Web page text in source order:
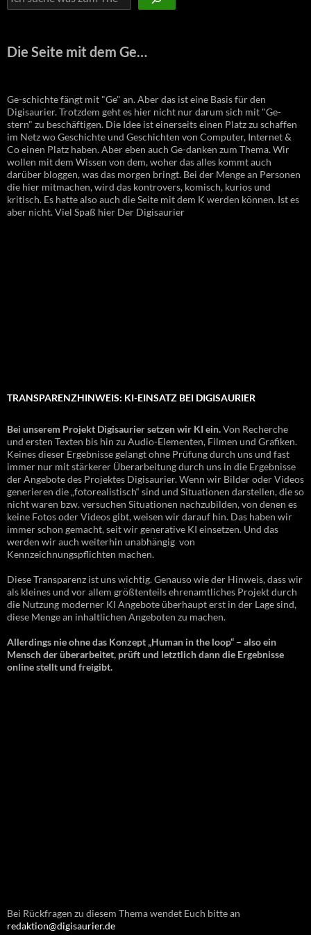
Die Seite mit dem Ge…
Ge-schichte fängt mit "Ge" an. Aber das ist eine Basis für den
Digisaurier. Trotzdem geht es hier nicht nur darum sich mit "Ge-
stern" zu beschäftigen. Die Idee ist einerseits einen Platz zu schaffen
im Netz wo Geschichte und Geschichten von Computer, Internet &
Co einen Platz haben. Aber eben auch Ge-danken zum Thema. Wir
wollen mit dem Wissen von dem, woher das alles kommt auch
darüber bloggen, was das morgen bringt. Bei der Menge an Personen
die hier mitmachen, wird das kontrovers, komisch, kurios und
kritisch. Es hatte also auch die Seite mit dem K werden können. Ist es
aber nicht. Viel Spaß hier Der Digisaurier
TRANSPARENZHINWEIS: KI-EINSATZ BEI DIGISAURIER
Bei unserem Projekt Digisaurier setzen wir KI ein.Von Recherche
und ersten Texten bis hin zu Audio-Elementen, Filmen und Grafiken.
Keines dieser Ergebnisse gelangt ohne Prüfung durch uns und fast
immer nur mit stärkerer Überarbeitung durch uns in die Ergebnisse
der Angebote des Projektes Digisaurier. Wenn wir Bilder oder Videos
generieren die „fotorealistisch“ sind und Situationen darstellen, die so
nicht waren bzw. versuchen Situationen nachzubilden, von denen es
keine Fotos oder Videos gibt, weisen wir darauf hin. Das haben wir
immer schon gemacht, seit wir generative KI einsetzen. Und das
werden wir auch weiterhin unabhängig von
Kennzeichnungspflichten machen.
Diese Transparenz ist uns wichtig. Genauso wie der Hinweis, dass wir
als kleines und vor allem größtenteils ehrenamtliches Projekt durch
die Nutzung moderner KI Angebote überhaupt erst in der Lage sind,
diese Menge an inhaltlichen Angeboten zu machen.
Allerdings nie ohne das Konzept „Human in the loop“ – also ein
Mensch der überarbeitet, prüft und letztlich dann die Ergebnisse
online stellt und freigibt.
Bei Rückfragen zu diesem Thema wendet Euch bitte an
redaktion@digisaurier.de